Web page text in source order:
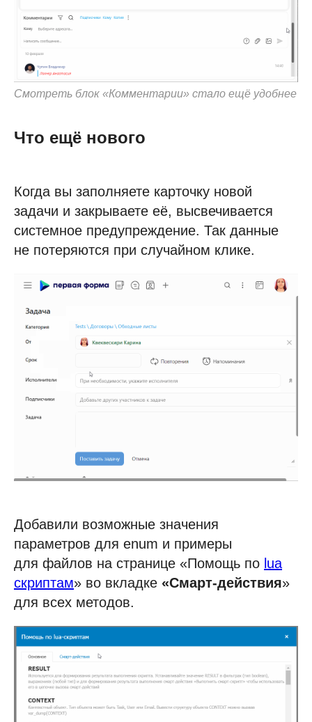
Смотреть блок «Комментарии» стало ещё удобнее
Что ещё нового
Когда вы заполняете карточку новой
задачи и закрываете её, высвечивается
системное предупреждение. Так данные
не потеряются при случайном клике.
Добавили возможные значения
параметров для enum и примеры
для файлов на странице «Помощь по lua
скриптам» во вкладке «Смарт-действия»
для всех методов.